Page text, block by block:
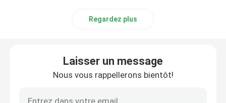
Camion de pompiers robuste
Camion de pompiers de forêt
Regardez plus
Laisser un message
Nous vous rappellerons bientôt!